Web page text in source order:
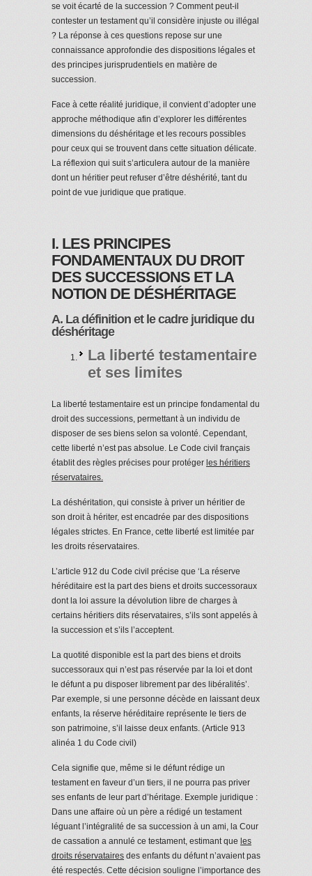
se voit écarté de la succession ? Comment peut-il
contester un testament qu’il considère injuste ou illégal
? La réponse à ces questions repose sur une
connaissance approfondie des dispositions légales et
des principes jurisprudentiels en matière de
succession.
Face à cette réalité juridique, il convient d’adopter une
approche méthodique afin d’explorer les différentes
dimensions du déshéritage et les recours possibles
pour ceux qui se trouvent dans cette situation délicate.
La réflexion qui suit s’articulera autour de la manière
dont un héritier peut refuser d’être déshérité, tant du
point de vue juridique que pratique.
I. LES PRINCIPES
FONDAMENTAUX DU DROIT
DES SUCCESSIONS ET LA
NOTION DE DÉSHÉRITAGE
A. La définition et le cadre juridique du
déshéritage
La liberté testamentaire
et ses limites
La liberté testamentaire est un principe fondamental du
droit des successions, permettant à un individu de
disposer de ses biens selon sa volonté. Cependant,
cette liberté n’est pas absolue. Le Code civil français
établit des règles précises pour protéger les héritiers
réservataires.
La déshéritation, qui consiste à priver un héritier de
son droit à hériter, est encadrée par des dispositions
légales strictes. En France, cette liberté est limitée par
les droits réservataires.
L’article 912 du Code civil précise que ‘La réserve
héréditaire est la part des biens et droits successoraux
dont la loi assure la dévolution libre de charges à
certains héritiers dits réservataires, s’ils sont appelés à
la succession et s’ils l’acceptent.
La quotité disponible est la part des biens et droits
successoraux qui n’est pas réservée par la loi et dont
le défunt a pu disposer librement par des libéralités’.
Par exemple, si une personne décède en laissant deux
enfants, la réserve héréditaire représente le tiers de
son patrimoine, s’il laisse deux enfants. (Article 913
alinéa 1 du Code civil)
Cela signifie que, même si le défunt rédige un
testament en faveur d’un tiers, il ne pourra pas priver
ses enfants de leur part d’héritage. Exemple juridique :
Dans une affaire où un père a rédigé un testament
léguant l’intégralité de sa succession à un ami, la Cour
de cassation a annulé ce testament, estimant que les
droits réservataires des enfants du défunt n’avaient pas
été respectés. Cette décision souligne l’importance des